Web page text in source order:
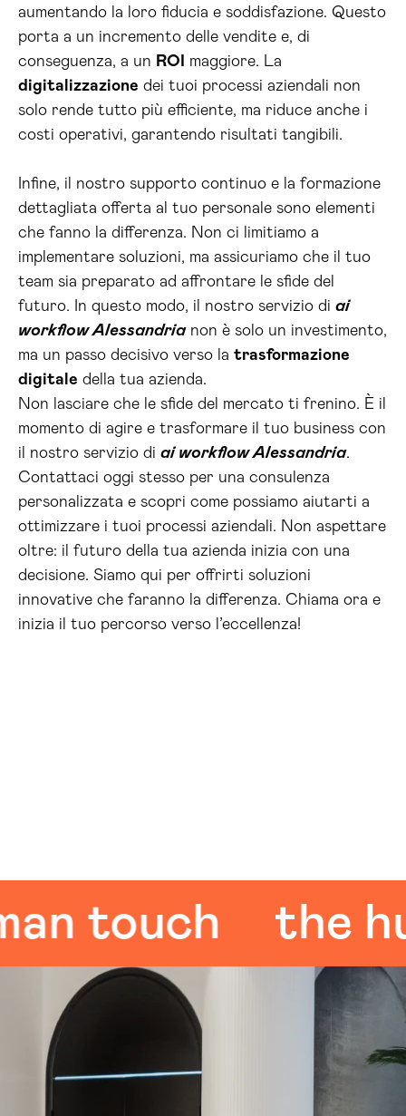
aumentando la loro fiducia e soddisfazione. Questo
porta a un incremento delle vendite e, di
conseguenza, a un ROI
maggiore. La
digitalizzazione dei tuoi processi aziendali non
solo rende tutto più efficiente, ma riduce anche i
costi operativi, garantendo risultati tangibili.
Infine, il nostro supporto continuo e la formazione
dettagliata offerta al tuo personale sono elementi
che fanno la differenza. Non ci limitiamo a
implementare soluzioni, ma assicuriamo che il tuo
team sia preparato ad affrontare le sfide del
futuro. In questo modo, il nostro servizio di ai
workflow Alessandrianon è solo un investimento,
ma un passo decisivo verso la trasformazione
digitale della tua azienda.
Non lasciare che le sfide del mercato ti frenino. È il
momento di agire e trasformare il tuo business con
il nostro servizio di ai workflow Alessandria.
Contattaci oggi stesso per una consulenza
personalizzata e scopri come possiamo aiutarti a
ottimizzare i tuoi processi aziendali. Non aspettare
oltre: il futuro della tua azienda inizia con una
decisione. Siamo qui per offrirti soluzioni
innovative che faranno la differenza. Chiama ora e
inizia il tuo percorso verso l’eccellenza!
the